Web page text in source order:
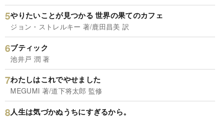
やりたいことが見つかる 世界の果てのカフェ
ジョン・ストレルキー 著/鹿田昌美 訳
ブティック
池井戸 潤 著
わたしはこれでやせました
MEGUMI 著/道下将太郎 監修
人生は気づかぬうちにすぎるから。